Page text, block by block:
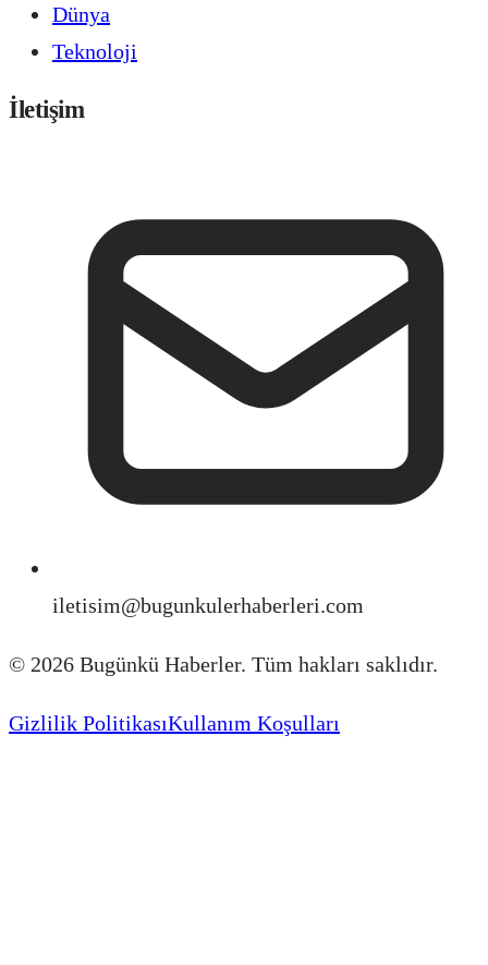
Dünya
Teknoloji
İletişim
iletisim@bugunkulerhaberleri.com
© 2026 Bugünkü Haberler. Tüm hakları saklıdır.
Gizlilik PolitikasıKullanım Koşulları